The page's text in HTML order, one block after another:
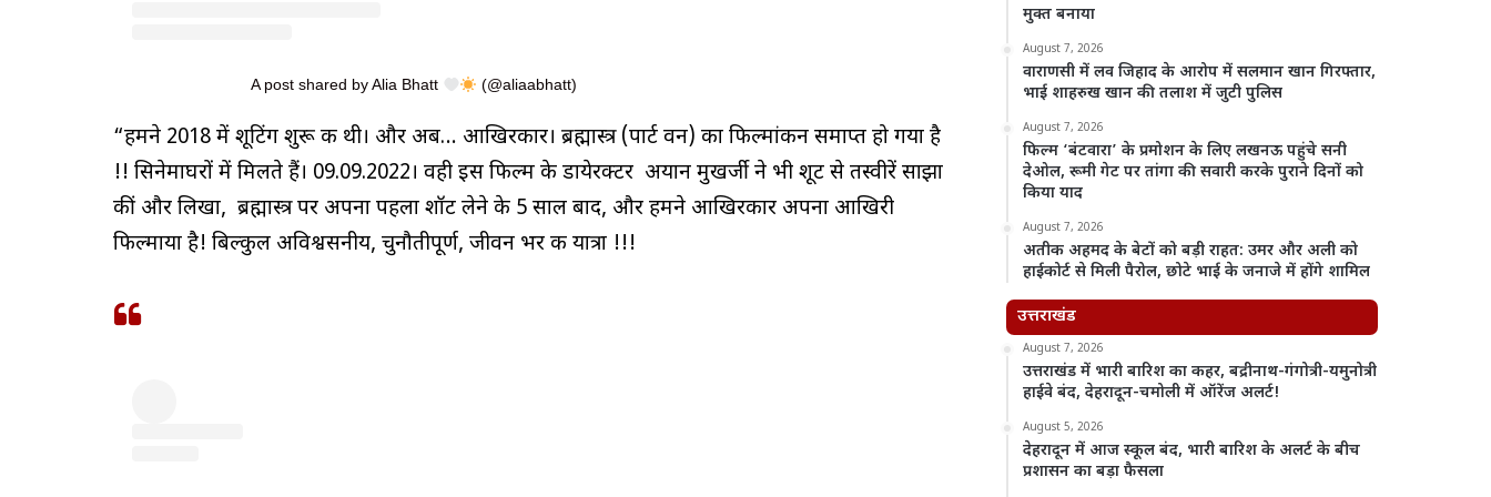
A post shared by Alia Bhatt (@aliaabhatt)
“हमने 2018 में शूटिंग शुरू की थी। और अब… आखिरकार। ब्रह्मास्त्र (पार्ट वन) का फिल्मांकन समाप्त हो गया है
!! सिनेमाघरों में मिलते हैं। 09.09.2022। वही इस फिल्म के डायेरक्टर अयान मुखर्जी ने भी शूट से तस्वीरें साझा
कीं और लिखा, ब्रह्मास्त्र पर अपना पहला शॉट लेने के 5 साल बाद, और हमने आखिरकार अपना आखिरी
फिल्माया है! बिल्कुल अविश्वसनीय, चुनौतीपूर्ण, जीवन भर की यात्रा !!!
मुक्त बनाया
August 7, 2026
वाराणसी में लव जिहाद के आरोप में सलमान खान गिरफ्तार,
भाई शाहरुख खान की तलाश में जुटी पुलिस
August 7, 2026
फिल्म ‘बंटवारा’ के प्रमोशन के लिए लखनऊ पहुंचे सनी
देओल, रूमी गेट पर तांगा की सवारी करके पुराने दिनों को
किया याद
August 7, 2026
अतीक अहमद के बेटों को बड़ी राहत: उमर और अली को
हाईकोर्ट से मिली पैरोल, छोटे भाई के जनाजे में होंगे शामिल
उत्तराखंड
August 7, 2026
उत्तराखंड में भारी बारिश का कहर, बद्रीनाथ-गंगोत्री-यमुनोत्री
हाईवे बंद, देहरादून-चमोली में ऑरेंज अलर्ट!
August 5, 2026
देहरादून में आज स्कूल बंद, भारी बारिश के अलर्ट के बीच
प्रशासन का बड़ा फैसला